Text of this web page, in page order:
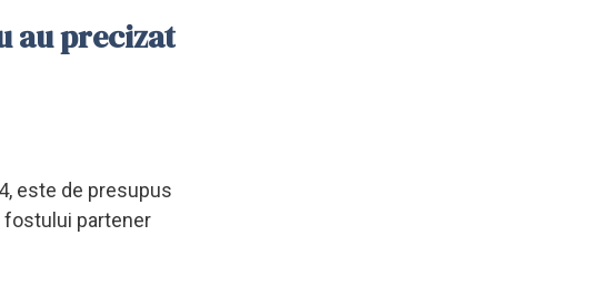
au precizat
este de presupus
fostului partener